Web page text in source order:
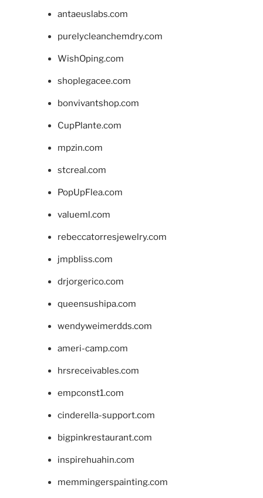
antaeuslabs.com
purelycleanchemdry.com
WishOping.com
shoplegacee.com
bonvivantshop.com
CupPlante.com
mpzin.com
stcreal.com
PopUpFlea.com
valueml.com
rebeccatorresjewelry.com
jmpbliss.com
drjorgerico.com
queensushipa.com
wendyweimerdds.com
ameri-camp.com
hrsreceivables.com
empconst1.com
cinderella-support.com
bigpinkrestaurant.com
inspirehuahin.com
memmingerspainting.com